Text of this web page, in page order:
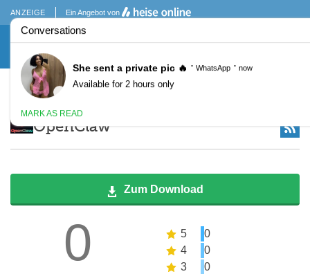
ANZEIGE Ein Angebot von
Topthemen: VPN Test 2026: VPN-Anbieter im Vergleich
OpenClaw
Zum Download
0 5
0
4
0
3
0